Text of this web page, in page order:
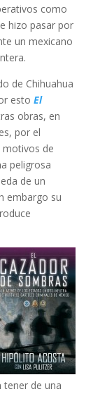
como
hizo pasar por
un mexicano
de Chihuahua
esto El
obras, en
por el
de
peligrosa
de un
embargo su
tener de una